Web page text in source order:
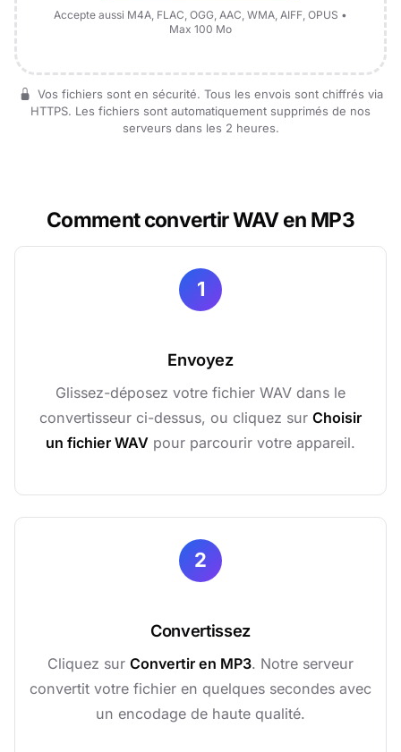
Accepte aussi M4A, FLAC, OGG, AAC, WMA, AIFF, OPUS •
Max 100 Mo
Vos fichiers sont en sécurité. Tous les envois sont chiffrés via
HTTPS. Les fichiers sont automatiquement supprimés de nos
serveurs dans les 2 heures.
Comment convertir WAV en MP3
1
Envoyez
Glissez-déposez votre fichier WAV dans le
convertisseur ci-dessus, ou cliquez sur Choisir
un fichier WAV pour parcourir votre appareil.
2
Convertissez
Cliquez sur Convertir en MP3. Notre serveur
convertit votre fichier en quelques secondes avec
un encodage de haute qualité.